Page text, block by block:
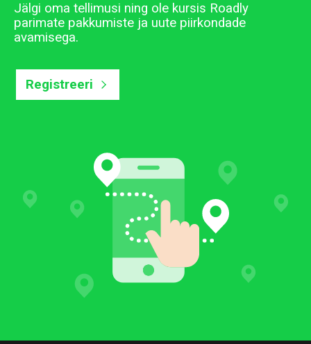
Jälgi oma tellimusi ning ole kursis Roadly
parimate pakkumiste ja uute piirkondade
avamisega.
Registreeri